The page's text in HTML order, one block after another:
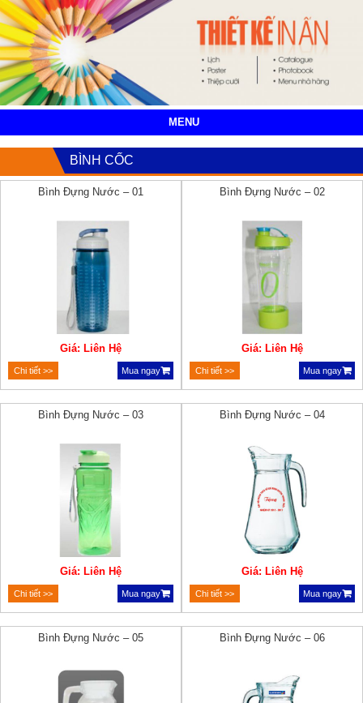
MENU
BÌNH CỐC
Bình Đựng Nước – 01
Giá: Liên Hệ
Chi tiết >> Mua ngay
Bình Đựng Nước – 02
Giá: Liên Hệ
Chi tiết >> Mua ngay
Bình Đựng Nước – 03
Giá: Liên Hệ
Chi tiết >> Mua ngay
Bình Đựng Nước – 04
Giá: Liên Hệ
Chi tiết >> Mua ngay
Bình Đựng Nước – 05 Bình Đựng Nước – 06